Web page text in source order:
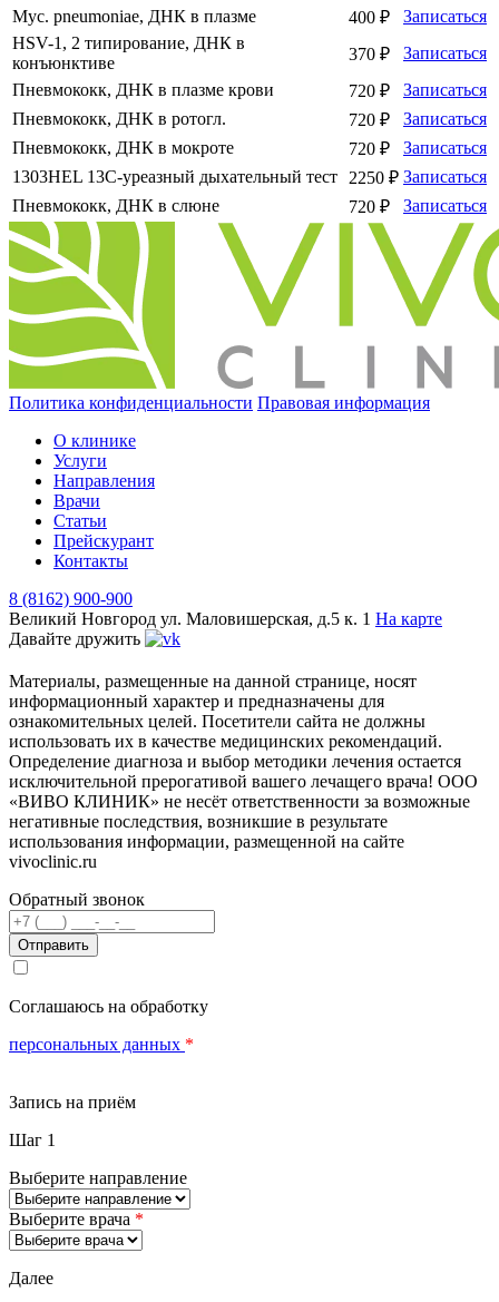
Myc. pneumoniae, ДНК в плазме 400 ₽
Записаться
HSV-1, 2 типирование, ДНК в
конъюнктиве
370 ₽
Записаться
Пневмококк, ДНК в плазме крови
720 ₽
Записаться
Пневмококк, ДНК в ротогл.
720 ₽
Записаться
Пневмококк, ДНК в мокроте
720 ₽
Записаться
1303HEL 13С-уреазный дыхательный тест
2250 ₽ Записаться
Пневмококк, ДНК в слюне
720 ₽ Записаться
Политика конфиденциальности Правовая информация
О клинике
Услуги
Направления
Врачи
Статьи
Прейскурант
Контакты
8 (8162) 900-900
Великий Новгород ул. Маловишерская, д.5 к. 1 На карте
Давайте дружить
Материалы, размещенные на данной странице, носят
информационный характер и предназначены для
ознакомительных целей. Посетители сайта не должны
использовать их в качестве медицинских рекомендаций.
Определение диагноза и выбор методики лечения остается
исключительной прерогативой вашего лечащего врача! ООО
«ВИВО КЛИНИК» не несёт ответственности за возможные
негативные последствия, возникшие в результате
использования информации, размещенной на сайте
vivoclinic.ru
Обратный звонок
Телефон
Соглашаюсь на обработку
персональных данных *
Запись на приём
Шаг 1
Выберите направление
Выберите врача *
Далее